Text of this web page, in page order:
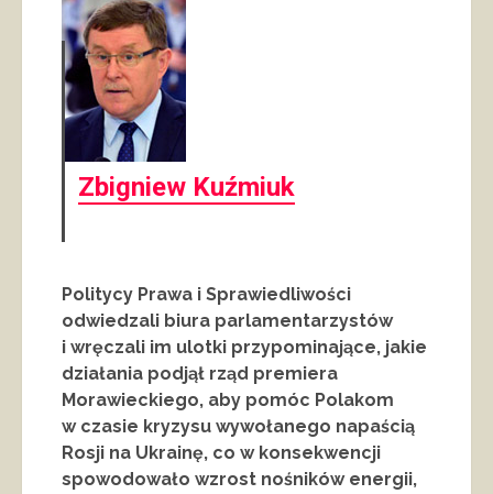
Zbigniew Kuźmiuk
Politycy Prawa i Sprawiedliwości
odwiedzali biura parlamentarzystów
i wręczali im ulotki przypominające, jakie
działania podjął rząd premiera
Morawieckiego, aby pomóc Polakom
w czasie kryzysu wywołanego napaścią
Rosji na Ukrainę, co w konsekwencji
spowodowało wzrost nośników energii,